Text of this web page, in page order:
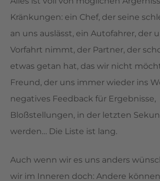
Kränkungen: ein Chef, der seine
an uns auslässt, ein Autofahrer, der
Vorfahrt nimmt, der Partner, der
etwas getan hat, das wir nicht
Freund, der uns immer wieder ins
negatives Feedback für Ergebnisse,
Bloßstellungen, in der letzten
werden… Die Liste ist lang.
Auch wenn wir es uns anders
wir im Inneren doch: Andere